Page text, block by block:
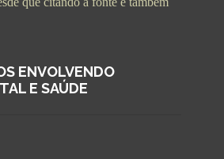
ENVOLVENDO
E SAÚDE